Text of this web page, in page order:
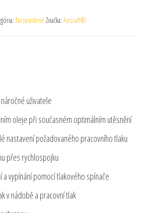
Nezaradené Značka: Aircraft®
uživatele
oleje při současném optimálním utěsnění
nastavení požadovaného pracovního tlaku
přes rychlospojku
a vypínání pomocí tlakového spínače
v nádobě a pracovní tlak